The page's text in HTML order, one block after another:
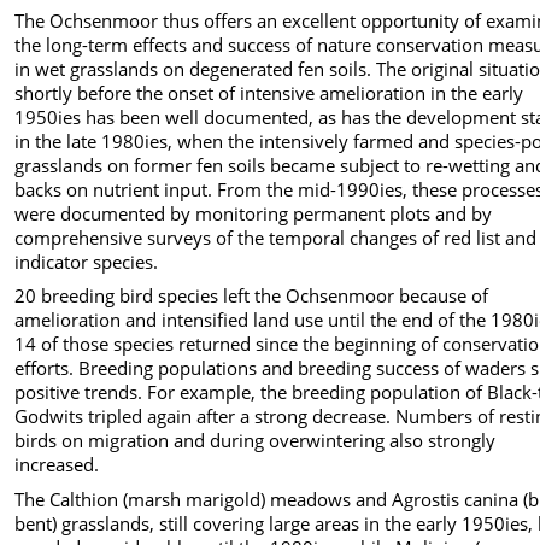
The Ochsenmoor thus offers an excellent opportunity of
the long-term effects and success of nature conservation
in wet grasslands on degenerated fen soils. The original
shortly before the onset of intensive amelioration in the early
1950ies has been well documented, as has the development
in the late 1980ies, when the intensively farmed and species-
grasslands on former fen soils became subject to re-wetting
backs on nutrient input. From the mid-1990ies, these
were documented by monitoring permanent plots and by
comprehensive surveys of the temporal changes of red list and
indicator species.
20 breeding bird species left the Ochsenmoor because of
amelioration and intensified land use until the end of the
14 of those species returned since the beginning of
efforts. Breeding populations and breeding success of waders
positive trends. For example, the breeding population of
Godwits tripled again after a strong decrease. Numbers of
birds on migration and during overwintering also strongly
increased.
The Calthion (marsh marigold) meadows and Agrostis canina
bent) grasslands, still covering large areas in the early 1950ies,